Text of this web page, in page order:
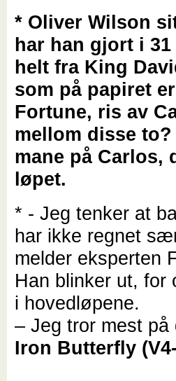
* Oliver Wilson
har han gjort i
helt fra King
som på papiret
Fortune, ris av
mellom disse
mane på Carlos,
løpet.
* - Jeg tenker at
har ikke regnet
melder eksperten
Han blinker ut, for
i hovedløpene.
– Jeg tror mest
Iron Butterfly